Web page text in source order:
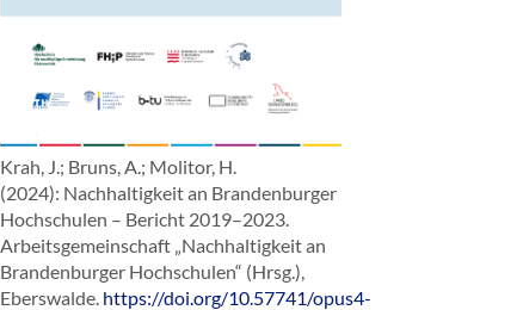
Krah, J.; Bruns, A.; Molitor, H.
(2024): Nachhaltigkeit an Brandenburger
Hochschulen – Bericht 2019–2023.
Arbeitsgemeinschaft „Nachhaltigkeit an
Brandenburger Hochschulen“ (Hrsg.),
Eberswalde. https://doi.org/10.57741/opus4-